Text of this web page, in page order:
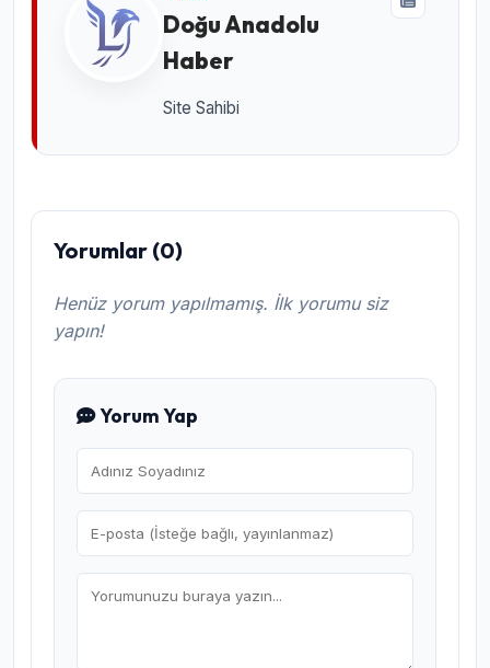
Doğu Anadolu
Haber
Site Sahibi
Yorumlar (0)
Henüz yorum yapılmamış. İlk yorumu siz
yapın!
Yorum Yap